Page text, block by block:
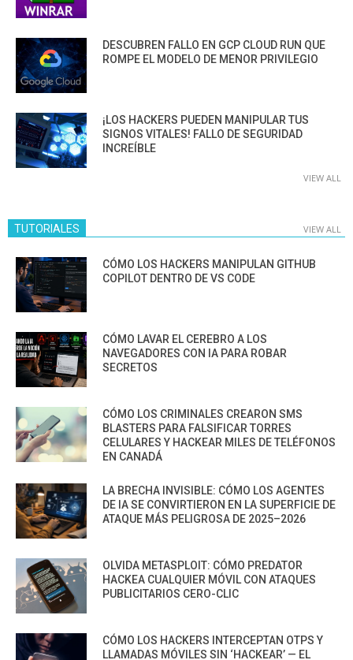
DESCUBREN FALLO EN GCP CLOUD RUN QUE
ROMPE EL MODELO DE MENOR PRIVILEGIO
¡LOS HACKERS PUEDEN MANIPULAR TUS
SIGNOS VITALES! FALLO DE SEGURIDAD
INCREÍBLE
VIEW ALL
TUTORIALES VIEW ALL
CÓMO LOS HACKERS MANIPULAN GITHUB
COPILOT DENTRO DE VS CODE
CÓMO LAVAR EL CEREBRO A LOS
NAVEGADORES CON IA PARA ROBAR
SECRETOS
CÓMO LOS CRIMINALES CREARON SMS
BLASTERS PARA FALSIFICAR TORRES
CELULARES Y HACKEAR MILES DE TELÉFONOS
EN CANADÁ
LA BRECHA INVISIBLE: CÓMO LOS AGENTES
DE IA SE CONVIRTIERON EN LA SUPERFICIE DE
ATAQUE MÁS PELIGROSA DE 2025–2026
OLVIDA METASPLOIT: CÓMO PREDATOR
HACKEA CUALQUIER MÓVIL CON ATAQUES
PUBLICITARIOS CERO-CLIC
CÓMO LOS HACKERS INTERCEPTAN OTPS Y
LLAMADAS MÓVILES SIN ‘HACKEAR’ — EL